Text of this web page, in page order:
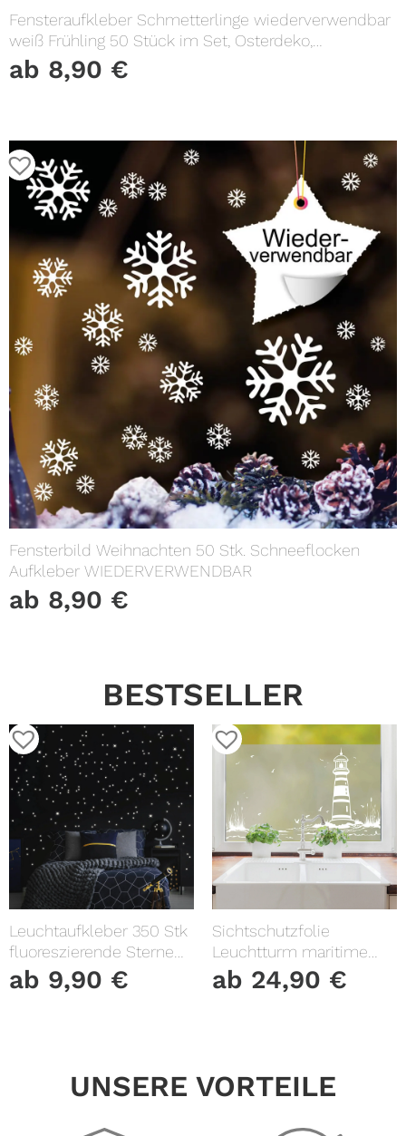
Fensteraufkleber Schmetterlinge wiederverwendbar
weiß Frühling 50 Stück im Set, Osterdeko,
Frühlingsdeko
ab 8,90 €
Fensterbild Weihnachten 50 Stk. Schneeflocken
Aufkleber WIEDERVERWENDBAR
ab 8,90 €
BESTSELLER
Leuchtaufkleber 350 Stk
fluoreszierende Sterne
und Punkte leuchten im
Dunklen Kinderzimmer
ab 9,90 €
Sichtschutzfolie
Leuchtturm maritime
Fensterfolie Fensterdeko
Milchglasfolie
ab 24,90 €
UNSERE VORTEILE